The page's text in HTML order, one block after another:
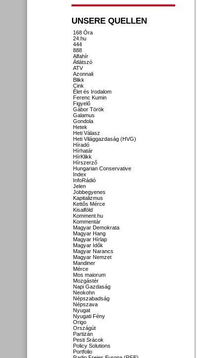
UNSERE QUELLEN
168 Óra
24.hu
444
888
Alfahír
Átlátszó
ATV
Azonnali
Blikk
Cink
Élet és Irodalom
Ferenc Kumin
Figyelő
Gábor Török
Galamus
Gondola
Hetek
Heti Válasz
Heti Világgazdaság (HVG)
Híradó
Hírhatár
HírKlikk
Hírszerző
Hungarian Conservative
Index
InfoRádió
Jelen
Jobbegyenes
Kapitalizmus
Kettős Mérce
Kisalföld
Komment.hu
Kommentár
Magyar Demokrata
Magyar Hang
Magyar Hírlap
Magyar Idők
Magyar Narancs
Magyar Nemzet
Mandiner
Mérce
Mos maiorum
Mozgástér
Napi Gazdaság
Neokohn
Népszabadság
Népszava
Nyugat
Nyugati Fény
Origo
Országút
Partizán
Pesti Srácok
Policy Solutions
Portfolio